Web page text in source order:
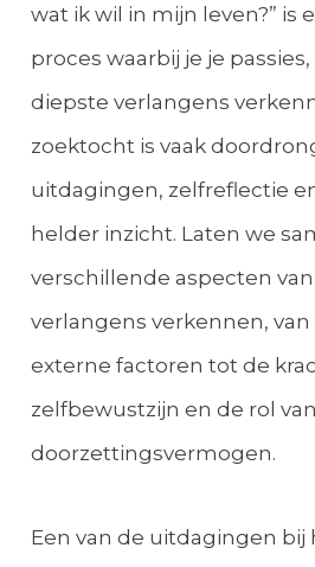
wat ik wil in mijn leven?” is
proces waarbij je je
diepste verlangens
zoektocht is vaak
uitdagingen, zelfreflectie
helder inzicht. Laten we
verschillende aspecten
verlangens verkennen, van
externe factoren tot de
zelfbewustzijn en de rol van
doorzettingsvermogen.
Een van de uitdagingen